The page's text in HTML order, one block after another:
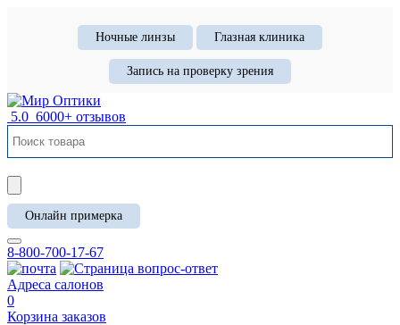
Ночные линзы Глазная клиника
Запись на проверку зрения
5.0 6000+ отзывов
Онлайн примерка
8-800-700-17-67
Адреса салонов
0
Корзина заказов